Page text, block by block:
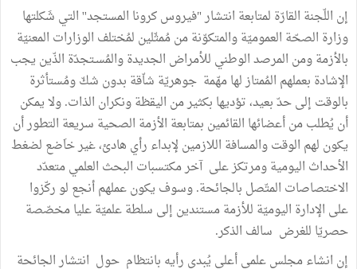
إن اللّجنة القارّة لمتابعة انتشار "فيروس كرونا المستجد'' التي شَكلتها
وزارة الصحّة العموميّة والمتكوّنة من مُمثّلين لمُختلف الوزارات المعنيّة
بالأزمة ومن المرصد الوطني للأمراض الجديدة والمُسـتجدّة الذّين يجب
الإشادة بعملهم المُمتاز لها مهّمة جوهريّة شاّقة بدون شكّ ومُستأثرة
بالوقت إلى حدّ بعيد، تؤديها بكثير من اليقظة ونكران الذات. ولا يمكن
أن يُطلب من أعضائها القائمين بمتابعة الأزمة الصحية سريعة التطور أن
يكون لهم الوقت والمسافة اللازمين لإبداء رأي هادئ، غير خاَضع لضغط
الأحداث اليومية ومرتكز على آخر مكتسبات البحث العلمي متعدّد
الاختصاصات المتّصل بالجائحة. وسوف يكون عملهم أنجع لو ركّزوا
على الإدارة اليوميّة للأزمة مستندين إلى سلطة علميّة عليا مخصّصة
حصريّا للغرض سالف الذكر.
إن انشاء مجلس علمي أعلى يُبدي رأيه بانتظام حول انتشار الجائحة